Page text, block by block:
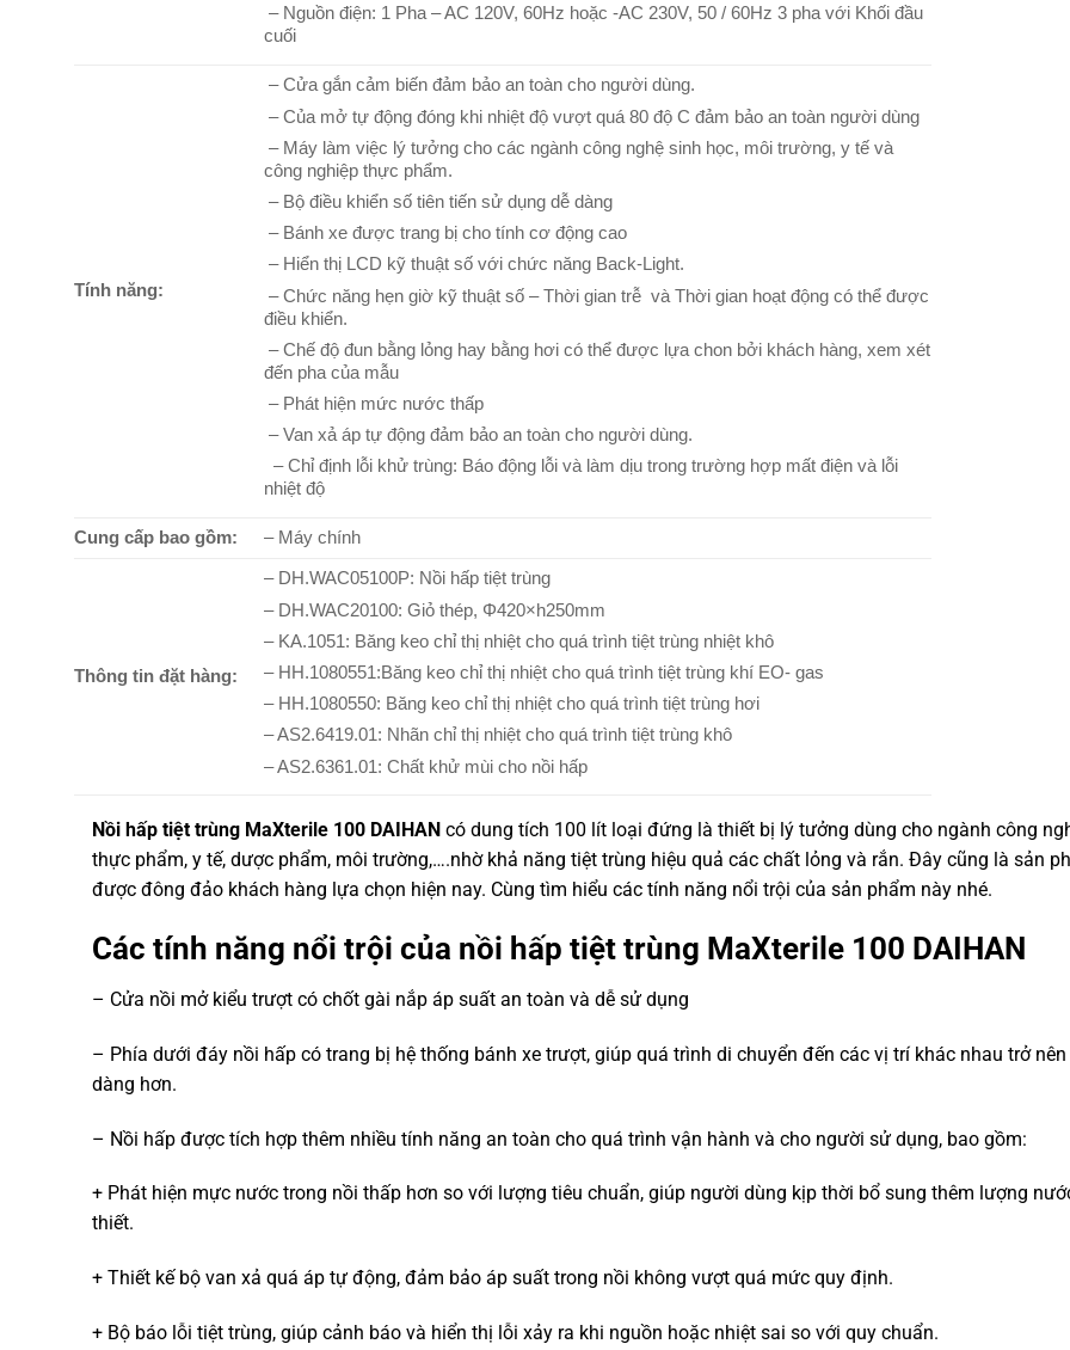
– Nguồn điện: 1 Pha – AC 120V, 60Hz hoặc -AC 230V, 50 / 60Hz 3 pha với Khối đầu
cuối
Tính năng:
– Cửa gắn cảm biến đảm bảo an toàn cho người dùng.
– Của mở tự động đóng khi nhiệt độ vượt quá 80 độ C đảm bảo an toàn người dùng
– Máy làm việc lý tưởng cho các ngành công nghệ sinh học, môi trường, y tế và
công nghiệp thực phẩm.
– Bộ điều khiển số tiên tiến sử dụng dễ dàng
– Bánh xe được trang bị cho tính cơ động cao
– Hiển thị LCD kỹ thuật số với chức năng Back-Light.
– Chức năng hẹn giờ kỹ thuật số – Thời gian trễ và Thời gian hoạt động có thể được
điều khiển.
– Chế độ đun bằng lỏng hay bằng hơi có thể được lựa chon bởi khách hàng, xem xét
đến pha của mẫu
– Phát hiện mức nước thấp
– Van xả áp tự động đảm bảo an toàn cho người dùng.
– Chỉ định lỗi khử trùng: Báo động lỗi và làm dịu trong trường hợp mất điện và lỗi
nhiệt độ
Cung cấp bao gồm: – Máy chính
Thông tin đặt hàng:
– DH.WAC05100P: Nồi hấp tiệt trùng
– DH.WAC20100: Giỏ thép, Φ420×h250mm
– KA.1051: Băng keo chỉ thị nhiệt cho quá trình tiệt trùng nhiệt khô
– HH.1080551:Băng keo chỉ thị nhiệt cho quá trình tiệt trùng khí EO- gas
– HH.1080550: Băng keo chỉ thị nhiệt cho quá trình tiệt trùng hơi
– AS2.6419.01: Nhãn chỉ thị nhiệt cho quá trình tiệt trùng khô
– AS2.6361.01: Chất khử mùi cho nồi hấp
Nồi hấp tiệt trùng MaXterile 100 DAIHAN có dung tích 100 lít loại đứng là thiết bị lý tưởng dùng cho ngành công
thực phẩm, y tế, dược phẩm, môi trường,….nhờ khả năng tiệt trùng hiệu quả các chất lỏng và rắn. Đây cũng là sản
được đông đảo khách hàng lựa chọn hiện nay. Cùng tìm hiểu các tính năng nổi trội của sản phẩm này nhé.
Các tính năng nổi trội của nồi hấp tiệt trùng MaXterile 100 DAIHAN
– Cửa nồi mở kiểu trượt có chốt gài nắp áp suất an toàn và dễ sử dụng
– Phía dưới đáy nồi hấp có trang bị hệ thống bánh xe trượt, giúp quá trình di chuyển đến các vị trí khác nhau trở nên
dàng hơn.
– Nồi hấp được tích hợp thêm nhiều tính năng an toàn cho quá trình vận hành và cho người sử dụng, bao gồm:
+ Phát hiện mực nước trong nồi thấp hơn so với lượng tiêu chuẩn, giúp người dùng kịp thời bổ sung thêm lượng
thiết.
+ Thiết kế bộ van xả quá áp tự động, đảm bảo áp suất trong nồi không vượt quá mức quy định.
+ Bộ báo lỗi tiệt trùng, giúp cảnh báo và hiển thị lỗi xảy ra khi nguồn hoặc nhiệt sai so với quy chuẩn.